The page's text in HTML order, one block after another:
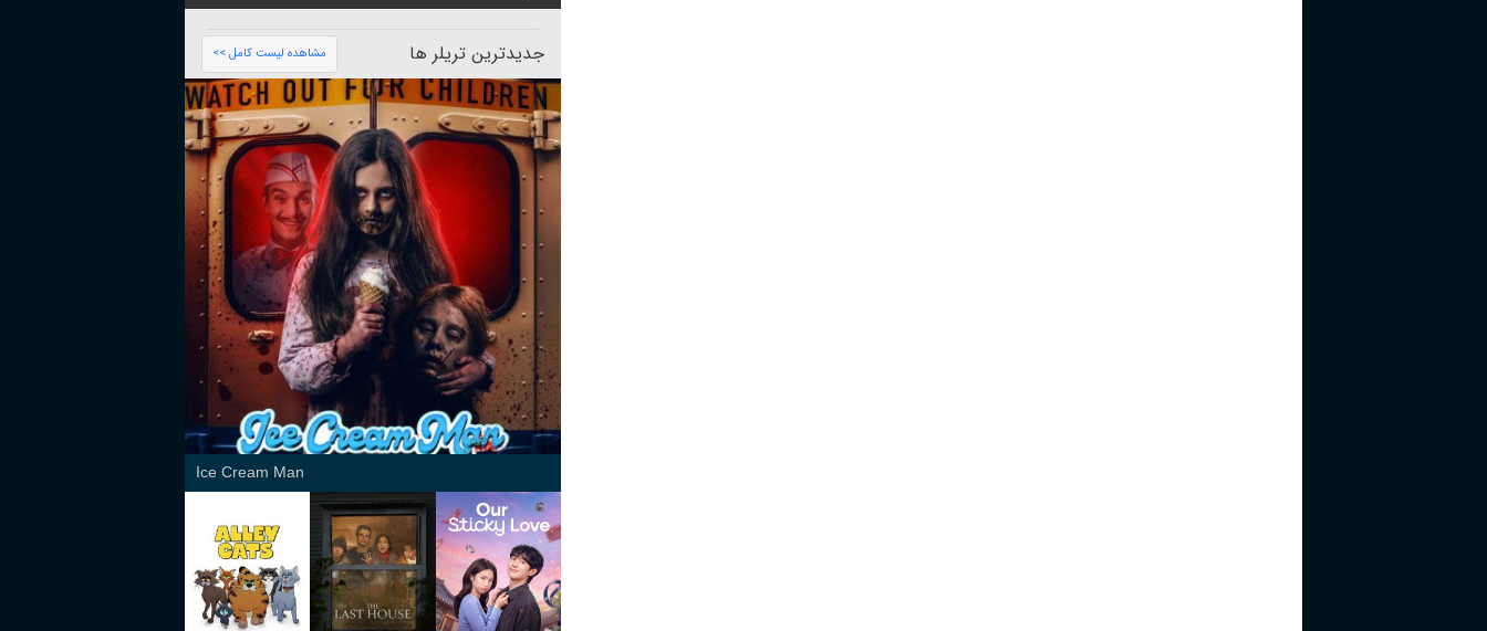
جدیدترین تریلر ها مشاهده لیست کامل >>
Ice Cream Man